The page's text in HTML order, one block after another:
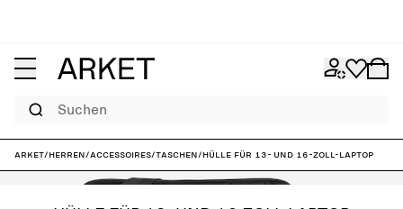
Suchen
ARKET/Herren/Accessoires/Taschen/Hülle für 13- und 16-Zoll-Laptop